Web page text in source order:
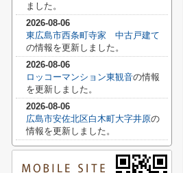
ました。
2026-08-06
東広島市西条町寺家 中古戸建て
の情報を更新しました。
2026-08-06
ロッコーマンション東観音の情報
を更新しました。
2026-08-06
広島市安佐北区白木町大字井原の
情報を更新しました。